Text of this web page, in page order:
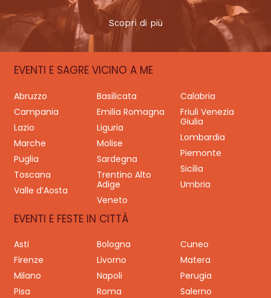
Scopri di più
EVENTI E SAGRE VICINO A ME
Abruzzo Basilicata
Calabria
Campania
Emilia Romagna
Friuli Venezia
Giulia
Lazio
Liguria
Lombardia
Marche
Molise
Piemonte
Puglia
Sardegna
Sicilia
Toscana
Trentino Alto
Adige
Umbria
Valle d’Aosta
Veneto
EVENTI E FESTE IN CITTÀ
Asti Bologna
Cuneo
Firenze
Livorno
Matera
Milano
Napoli
Perugia
Pisa
Roma
Salerno